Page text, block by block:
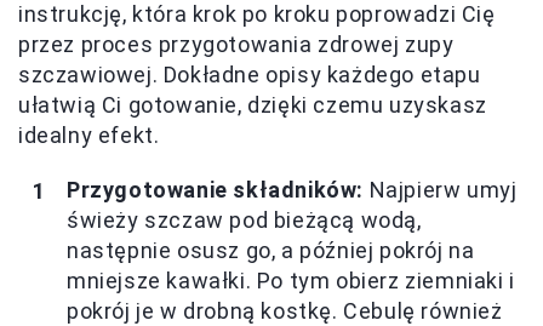
instrukcję, która krok po kroku poprowadzi Cię
przez proces przygotowania zdrowej zupy
szczawiowej. Dokładne opisy każdego etapu
ułatwią Ci gotowanie, dzięki czemu uzyskasz
idealny efekt.
Przygotowanie składników: Najpierw umyj
świeży szczaw pod bieżącą wodą,
następnie osusz go, a później pokrój na
mniejsze kawałki. Po tym obierz ziemniaki i
pokrój je w drobną kostkę. Cebulę również